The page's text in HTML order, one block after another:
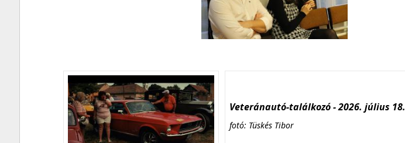
Veteránautó-találkozó - 2026. július 18.
fotó: Tüskés Tibor